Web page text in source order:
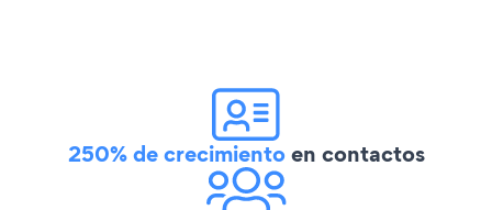
250% de crecimientoen contactos